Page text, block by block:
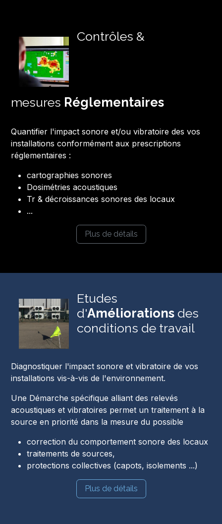
Contrôles &
mesures Réglementaires
Quantifier l'impact sonore et/ou vibratoire des vos
installations conformément aux prescriptions
réglementaires :
cartographies sonores
Dosimétries acoustiques
Tr & décroissances sonores des locaux
...
Plus de détails
Etudes
d'Améliorations des
conditions de travail
Diagnostiquer l'impact sonore et vibratoire de vos
installations vis-à-vis de l'environnement.
Une Démarche spécifique alliant des relevés
acoustiques et vibratoires permet un traitement à la
source en priorité dans la mesure du possible
correction du comportement sonore des locaux
traitements de sources,
protections collectives (capots, isolements ...)
Plus de détails